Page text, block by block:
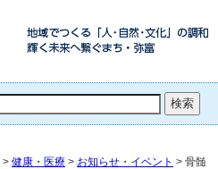
> 健康・医療 > お知らせ・イベント > 骨髄